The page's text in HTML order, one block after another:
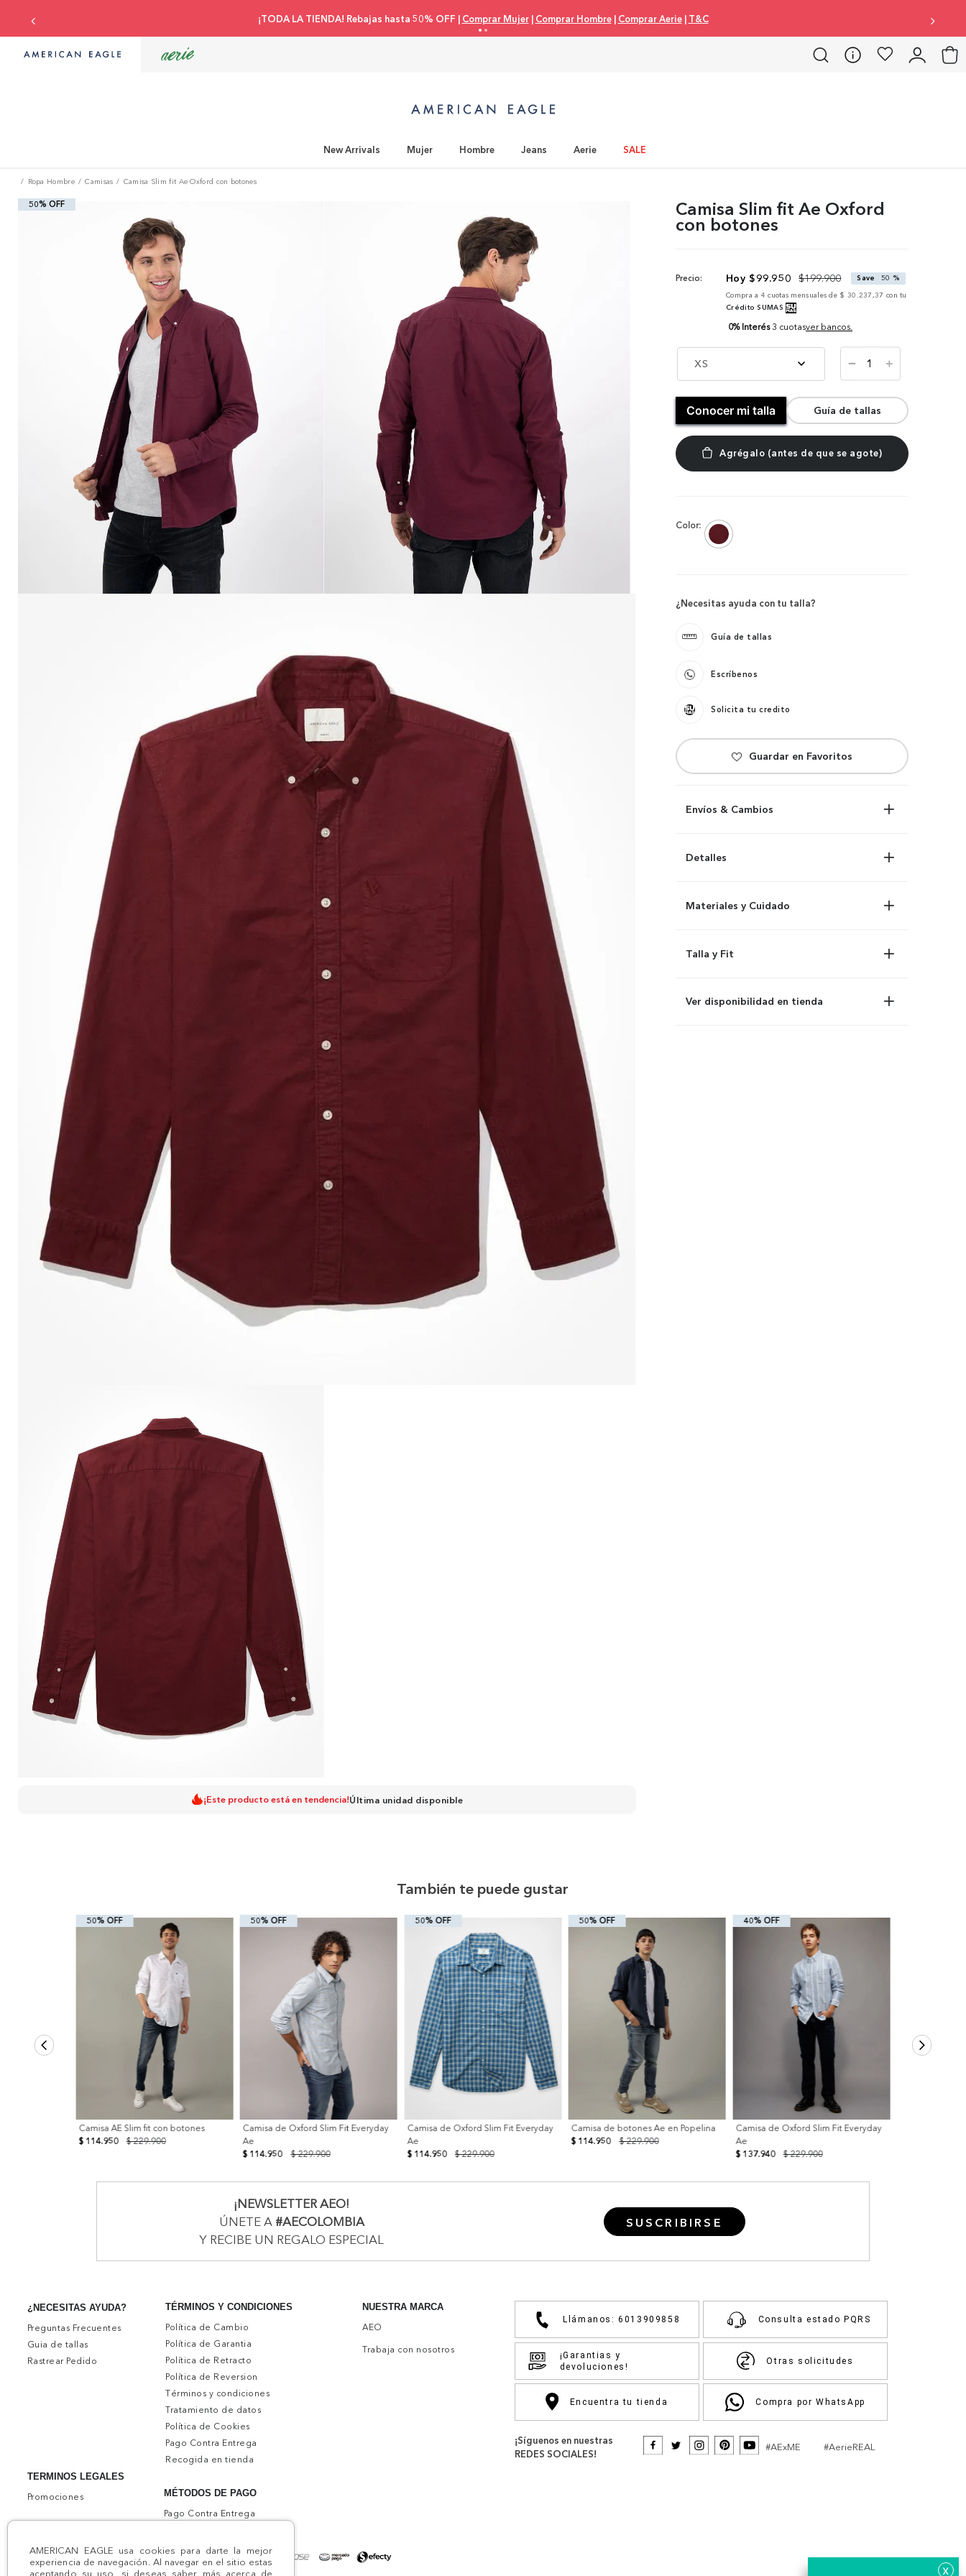
AMERICAN EAGLE usa cookies para darte la mejor
experiencia de navegación. Al navegar en el sitio estas
aceptando su uso, si deseas saber más acerca de
¡TODA LA TIENDA! Rebajas hasta 50% OFF | Comprar Mujer| Comprar Hombre| Comprar Aerie| T&C
New Arrivals Mujer Hombre Jeans Aerie SALE
x
Ropa Hombre Camisas Camisa Slim fit Ae Oxford con botones
50% OFF
¡Este producto está en tendencia!Última unidad disponible
Camisa Slim fit Ae Oxford
con botones
Precio: $99.950 $199.900 Save
50 %
Compra a 4 cuotas mensuales de $ 30.237,37 con tu
Crédito SUMAS
0% Interés 3 cuotasver bancos.
XS ＋
－
Conocer mi talla Guía de tallas
Color:
¿Necesitas ayuda con tu talla?
Guía de tallas
Escríbenos
Solicita tu credito
Envíos & Cambios
Detalles
Materiales y Cuidado
Talla y Fit
Ver disponibilidad en tienda
También te puede gustar
50% OFF
Camisa AE Slim fit con botones
$ 229.900
$ 114.950
50% OFF
Camisa de Oxford Slim Fit Everyday
Ae
$ 229.900
$ 114.950
50% OFF
Camisa de Oxford Slim Fit Everyday
Ae
$ 229.900
$ 114.950
50% OFF
Camisa de botones Ae en Popelina
$ 229.900
$ 114.950
40% OFF
Camisa de Oxford Slim Fit Everyday
Ae
$ 229.900
$ 137.940
¡NEWSLETTER AEO!
ÚNETE A #AECOLOMBIA
Y RECIBE UN REGALO ESPECIAL
SUSCRIBIRSE
¿NECESITAS AYUDA?
Preguntas Frecuentes
Guia de tallas
Rastrear Pedido
TERMINOS LEGALES
Promociones
TÉRMINOS Y CONDICIONES
Política de Cambio
Política de Garantia
Política de Retracto
Política de Reversion
Términos y condiciones
Tratamiento de datos
Política de Cookies
Pago Contra Entrega
Recogida en tienda
NUESTRA MARCA
AEO
Trabaja con nosotros
MÉTODOS DE PAGO
Pago Contra Entrega
Llámanos: 6013909858 Consulta estado PQRS
¡Garantias y
devoluciones!
Otras solicitudes
Encuentra tu tienda Compra por WhatsApp
¡Síguenos en nuestras
REDES SOCIALES!
#AExME #AerieREAL